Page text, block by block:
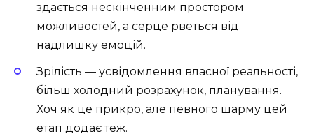
здається нескінченним простором
можливостей, а серце рветься від
надлишку емоцій.
Зрілість — усвідомлення власної реальності,
більш холодний розрахунок, планування.
Хоч як це прикро, але певного шарму цей
етап додає теж.